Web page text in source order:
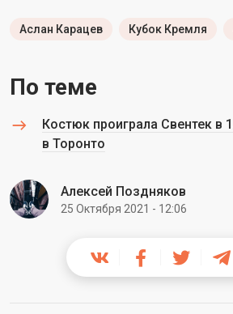
Аслан Карацев Кубок Кремля
По теме
Костюк проиграла Свентек в
в Торонто
Алексей Поздняков
25 Октября 2021 - 12:06